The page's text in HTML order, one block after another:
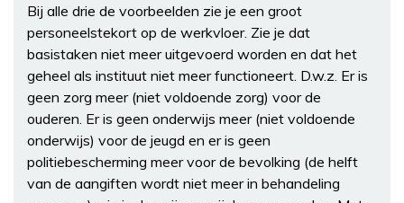
Bij alle drie de voorbeelden zie je een groot
personeelstekort op de werkvloer. Zie je dat
basistaken niet meer uitgevoerd worden en dat het
geheel als instituut niet meer functioneert. D.w.z. Er is
geen zorg meer (niet voldoende zorg) voor de
ouderen. Er is geen onderwijs meer (niet voldoende
onderwijs) voor de jeugd en er is geen
politiebescherming meer voor de bevolking (de helft
van de aangiften wordt niet meer in behandeling